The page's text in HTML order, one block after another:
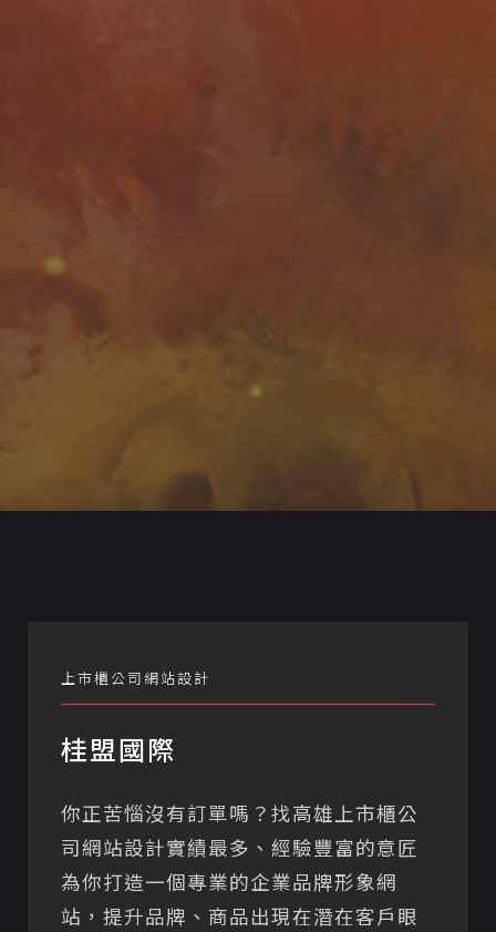
上市櫃公司網站設計
桂盟國際
你正苦惱沒有訂單嗎？找高雄上市櫃公
司網站設計實績最多、經驗豐富的意匠
為你打造一個專業的企業品牌形象網
站，提升品牌、商品出現在潛在客戶眼